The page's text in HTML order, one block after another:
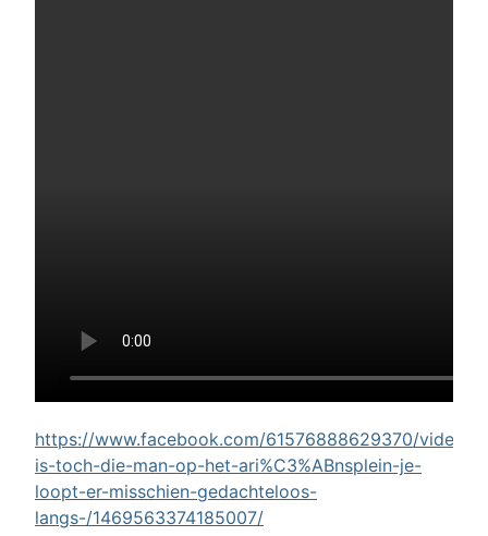
https://www.facebook.com/61576888629370/videos/
is-toch-die-man-op-het-ari%C3%ABnsplein-je-
loopt-er-misschien-gedachteloos-
langs-/1469563374185007/